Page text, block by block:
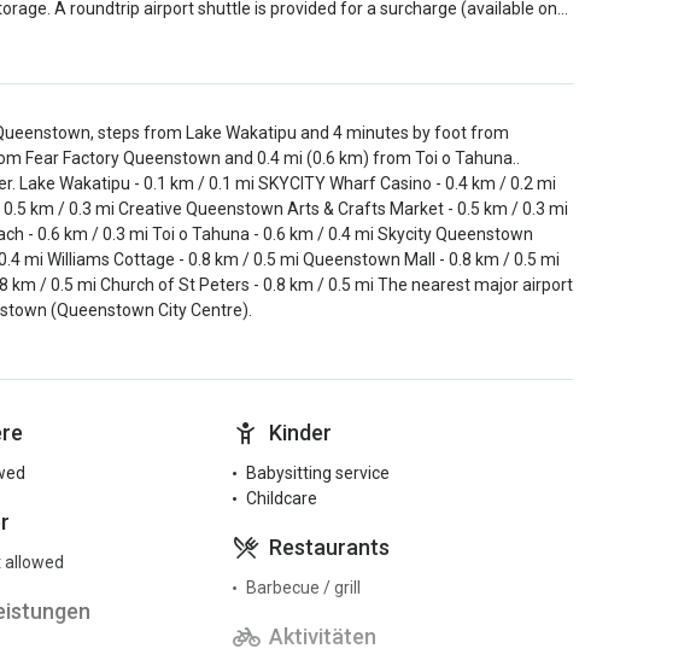
A roundtrip airport shuttle is provided for a surcharge (available on…
steps from Lake Wakatipu and 4 minutes by foot from
Fear Factory Queenstown and 0.4 mi (0.6 km) from Toi o Tahuna..
Lake Wakatipu - 0.1 km / 0.1 mi SKYCITY Wharf Casino - 0.4 km / 0.2 mi
km / 0.3 mi Creative Queenstown Arts & Crafts Market - 0.5 km / 0.3 mi
- 0.6 km / 0.3 mi Toi o Tahuna - 0.6 km / 0.4 mi Skycity Queenstown
mi Williams Cottage - 0.8 km / 0.5 mi Queenstown Mall - 0.8 km / 0.5 mi
km / 0.5 mi Church of St Peters - 0.8 km / 0.5 mi The nearest major airport
(Queenstown City Centre).
Kinder
Babysitting service
Childcare
Restaurants
Barbecue / grill
Aktivitäten